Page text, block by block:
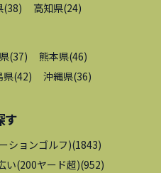
(38) 高知県(24)
(37) 熊本県(46)
県(42) 沖縄県(36)
す
ションゴルフ)(1843)
い(200ヤード超)(952)